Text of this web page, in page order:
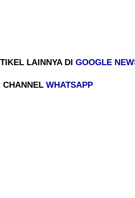
LAINNYA DI GOOGLE
CHANNEL WHATSAPP